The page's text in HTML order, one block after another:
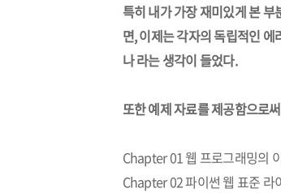
특히 내가 가장 재미있게 본
면, 이제는 각자의 독립적인
나 라는 생각이 들었다.
또한 예제 자료를 제공함으로
Chapter 01 웹 프로그래밍의
Chapter 02 파이썬 웹 표준 라